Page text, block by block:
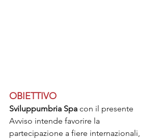
OBIETTIVO
Sviluppumbria Spa con il presente
Avviso intende favorire la
partecipazione a fiere internazionali,